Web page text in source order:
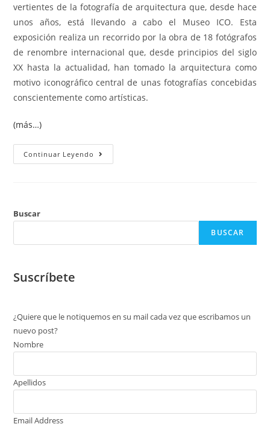
vertientes de la fotografía de arquitectura que, desde hace
unos años, está llevando a cabo el Museo ICO. Esta
exposición realiza un recorrido por la obra de 18 fotógrafos
de renombre internacional que, desde principios del siglo
XX hasta la actualidad, han tomado la arquitectura como
motivo iconográfico central de unas fotografías concebidas
conscientemente como artísticas.
(más…)
Continuar Leyendo
Buscar
BUSCAR
Suscríbete
¿Quiere que le notiquemos en su mail cada vez que escribamos un
nuevo post?
Nombre
Apellidos
Email Address